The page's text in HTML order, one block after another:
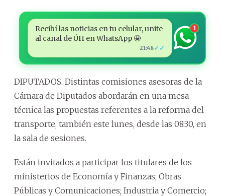
Recibí las noticias en tu celular, unite
al canal de ÚH en WhatsApp 🤩
21:48✓✓
1
DIPUTADOS. Distintas comisiones asesoras de la
Cámara de Diputados abordarán en una mesa
técnica las propuestas referentes a la reforma del
transporte, también este lunes, desde las 08:30, en
la sala de sesiones.
Están invitados a participar los titulares de los
ministerios de Economía y Finanzas; Obras
Públicas y Comunicaciones; Industria y Comercio;